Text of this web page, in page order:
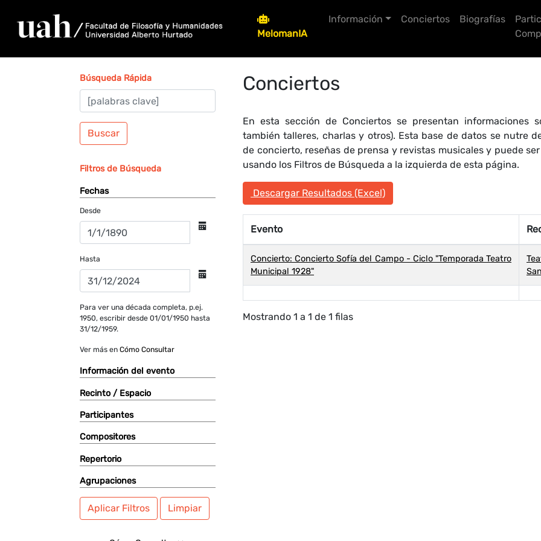
MelomanIA
Información Conciertos Biografías
Búsqueda Rápida
Buscar
Filtros de Búsqueda
Fechas
Desde
Hasta
Para ver una década completa, p.ej.
1950, escribir desde 01/01/1950 hasta
31/12/1959.
Ver más en Cómo Consultar
Información del evento
Recinto / Espacio
Participantes
Compositores
Repertorio
Agrupaciones
Aplicar Filtros Limpiar
Conciertos
En esta sección de Conciertos se presentan informaciones
también talleres, charlas y otros). Esta base de datos se nutre
de concierto, reseñas de prensa y revistas musicales y puede
usando los Filtros de Búsqueda a la izquierda de esta página.
Descargar Resultados (Excel)
Evento
Concierto: Concierto Sofía del Campo - Ciclo "Temporada Teatro
Municipal 1928"
Mostrando 1 a 1 de 1 filas